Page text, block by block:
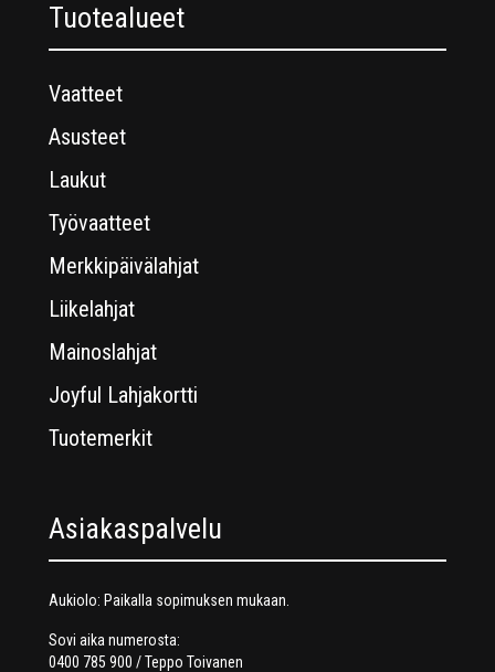
Tuotealueet
Vaatteet
Asusteet
Laukut
Työvaatteet
Merkkipäivälahjat
Liikelahjat
Mainoslahjat
Joyful Lahjakortti
Tuotemerkit
Asiakaspalvelu
Aukiolo: Paikalla sopimuksen mukaan.
Sovi aika numerosta:
0400 785 900 / Teppo Toivanen